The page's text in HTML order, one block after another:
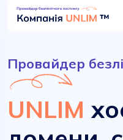
Провайдер
UNLIM